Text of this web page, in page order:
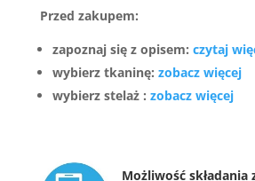
Przed zakupem:
zapoznaj się z opisem: czytaj
wybierz tkaninę: zobacz więcej
wybierz stelaż : zobacz więcej
Możliwość składania